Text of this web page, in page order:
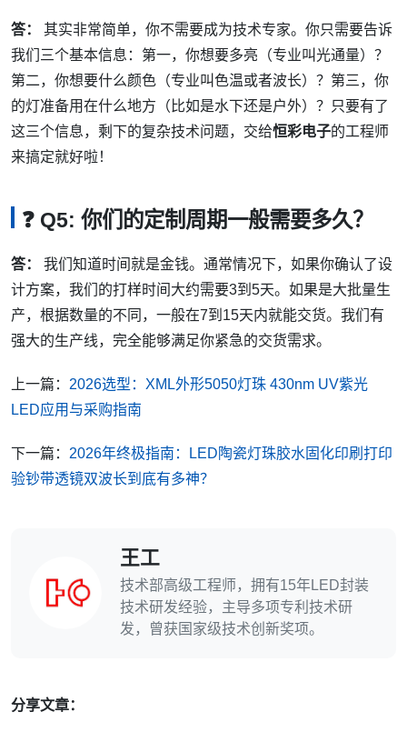
答：
其实非常简单，你不需要成为技术专家。你只需要告诉
我们三个基本信息：第一，你想要多亮（专业叫光通量）？
第二，你想要什么颜色（专业叫色温或者波长）？第三，你
的灯准备用在什么地方（比如是水下还是户外）？只要有了
这三个信息，剩下的复杂技术问题，交给恒彩电子的工程师
来搞定就好啦！
❓ Q5: 你们的定制周期一般需要多久？
答：
我们知道时间就是金钱。通常情况下，如果你确认了设
计方案，我们的打样时间大约需要3到5天。如果是大批量生
产，根据数量的不同，一般在7到15天内就能交货。我们有
强大的生产线，完全能够满足你紧急的交货需求。
上一篇： 2026选型：XML外形5050灯珠 430nm UV紫光
LED应用与采购指南
下一篇： 2026年终极指南：LED陶瓷灯珠胶水固化印刷打印
验钞带透镜双波长到底有多神？
王工
技术部高级工程师，拥有15年LED封装
技术研发经验，主导多项专利技术研
发，曾获国家级技术创新奖项。
分享文章：